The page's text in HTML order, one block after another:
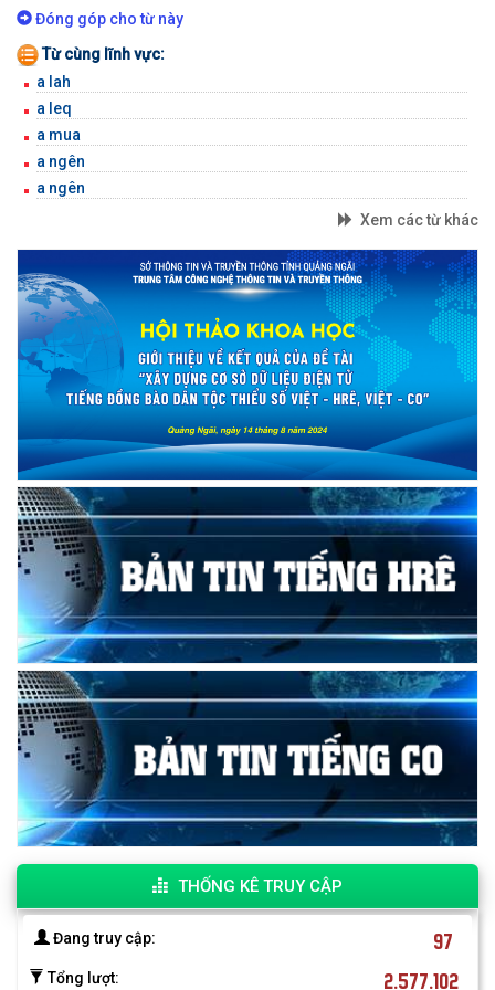
BỘ GÕ
Đóng góp cho từ này
Từ cùng lĩnh vực:
a lah
a leq
a mua
a ngên
a ngên
Xem các từ khác
THỐNG KÊ TRUY CẬP
97
Đang truy cập:
2.577.102
Tổng lượt: